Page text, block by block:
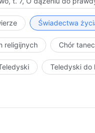
Świadectwa
religijnych Chór
Teledyski do